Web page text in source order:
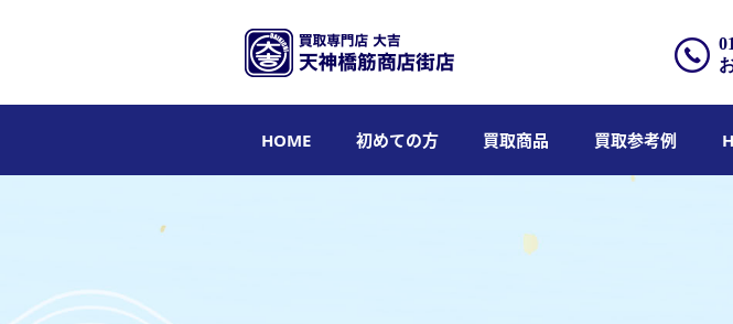
HOME 初めての方 買取商品 買取参考例